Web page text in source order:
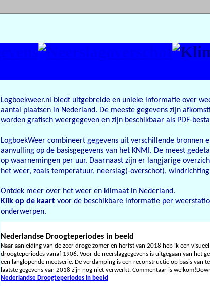
Logboekweer.nl biedt uitgebreide en unieke informatie over
aantal plaatsen in Nederland. De meeste gegevens zijn
worden grafisch weergegeven en zijn beschikbaar als PDF-
LogboekWeer combineert gegevens uit verschillende bronnen
aanvulling op de basisgegevens van het KNMI. De meest
op waarnemingen per uur. Daarnaast zijn er langjarige
het weer, zoals temperatuur, neerslag(-overschot),
Ontdek meer over het weer en klimaat in Nederland.
Klik op de kaart voor de beschikbare informatie per
onderwerpen.
Nederlandse Droogteperiodes in beeld
Naar aanleiding van de zeer droge zomer en herfst van 2018 heb ik een
droogteperiodes vanaf 1906. Voor de neerslaggegevens is uitgegaan van het
een langlopende meetserie. De verdamping is een reconstructie op basis van
laatste gegevens van 2018 zijn nog niet verwerkt. Commentaar is
Nederlandse Droogteperiodes in beeld